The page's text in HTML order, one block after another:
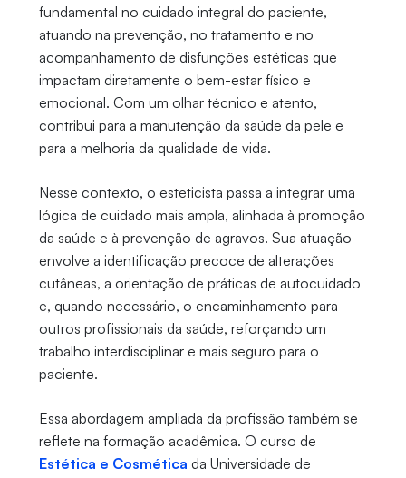
fundamental no cuidado integral do paciente,
atuando na prevenção, no tratamento e no
acompanhamento de disfunções estéticas que
impactam diretamente o bem-estar físico e
emocional. Com um olhar técnico e atento,
contribui para a manutenção da saúde da pele e
para a melhoria da qualidade de vida.
Nesse contexto, o esteticista passa a integrar uma
lógica de cuidado mais ampla, alinhada à promoção
da saúde e à prevenção de agravos. Sua atuação
envolve a identificação precoce de alterações
cutâneas, a orientação de práticas de autocuidado
e, quando necessário, o encaminhamento para
outros profissionais da saúde, reforçando um
trabalho interdisciplinar e mais seguro para o
paciente.
Essa abordagem ampliada da profissão também se
reflete na formação acadêmica. O curso de
Estética e Cosmética da Universidade de